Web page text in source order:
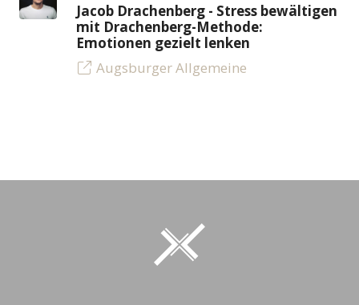
Jacob Drachenberg - Stress bewältigen
mit Drachenberg-Methode:
Emotionen gezielt lenken
Augsburger Allgemeine